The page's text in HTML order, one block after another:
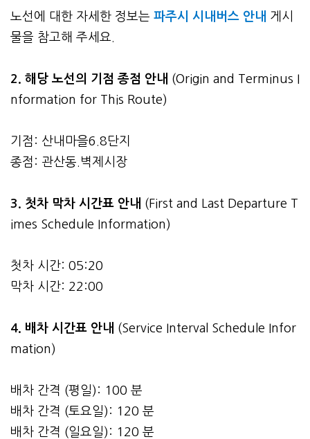
노선에 대한 자세한 정보는 파주시 시내버스 안내 게시
물을 참고해 주세요.
2. 해당 노선의 기점 종점 안내 (Origin and Terminus I
nformation for This Route)
기점: 산내마을6.8단지
종점: 관산동.벽제시장
3. 첫차 막차 시간표 안내 (First and Last Departure T
imes Schedule Information)
첫차 시간: 05:20
막차 시간: 22:00
4. 배차 시간표 안내 (Service Interval Schedule Infor
mation)
배차 간격 (평일): 100 분
배차 간격 (토요일): 120 분
배차 간격 (일요일): 120 분